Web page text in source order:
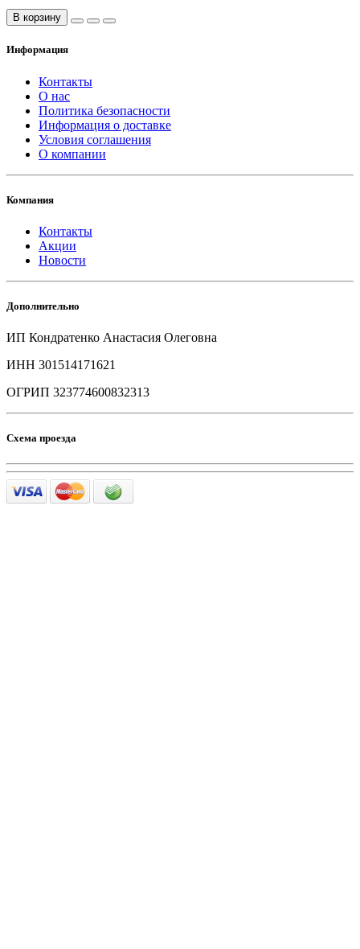
В корзину
Информация
Контакты
О нас
Политика безопасности
Информация о доставке
Условия соглашения
О компании
Компания
Контакты
Акции
Новости
Дополнительно
ИП Кондратенко Анастасия Олеговна
ИНН 301514171621
ОГРИП 323774600832313
Схема проезда